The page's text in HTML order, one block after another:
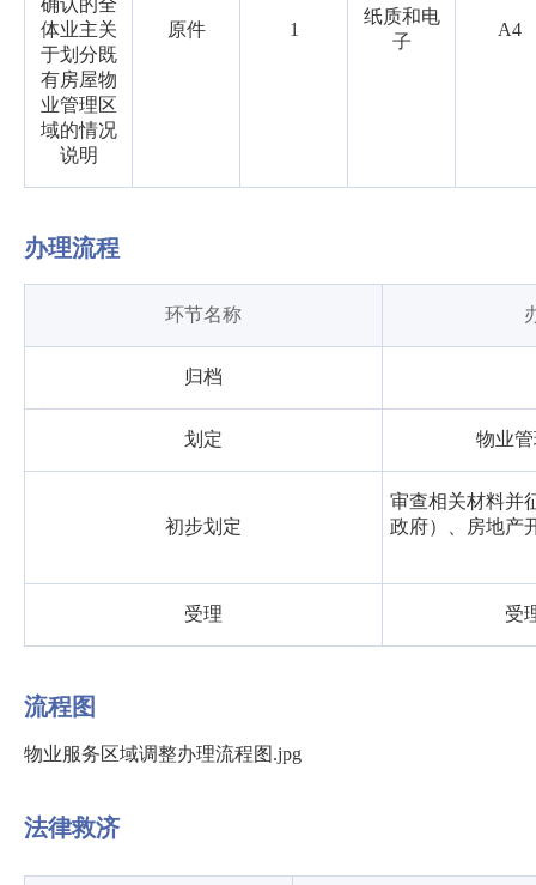
确认的全
体业主关
于划分既
有房屋物
业管理区
域的情况
说明
原件 1
纸质和电
子
A4
办理流程
环节名称
归档
划定 物业
初步划定
审查相关材料并
政府）、房地产
受理 受
流程图
物业服务区域调整办理流程图.jpg
法律救济